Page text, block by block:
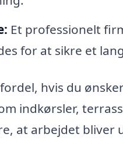
Et professionelt
for at sikre et
hvis du
indkørsler,
at arbejdet bliver